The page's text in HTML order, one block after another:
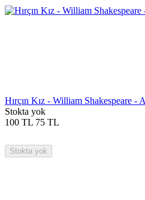
Hırçın Kız - William Shakespeare -
Stokta yok
100 TL 75 TL
Stokta yok